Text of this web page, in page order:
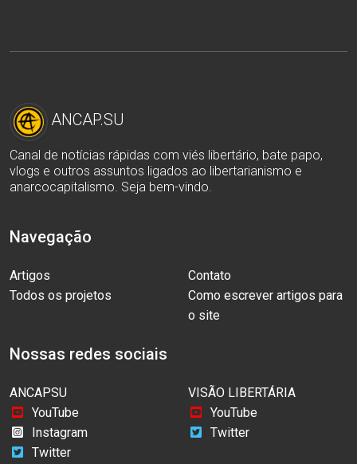
ANCAP.SU
Canal de notícias rápidas com viés libertário, bate papo,
vlogs e outros assuntos ligados ao libertarianismo e
anarcocapitalismo. Seja bem-vindo.
Navegação
Artigos
Contato
Todos os projetos
Como escrever artigos para
o site
Nossas redes sociais
ANCAPSU
YouTube
Instagram
Twitter
VISÃO LIBERTÁRIA
YouTube
Twitter